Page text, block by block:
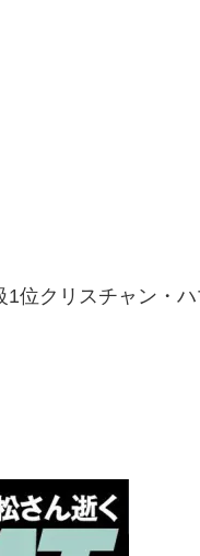
クリスチャン・ハ